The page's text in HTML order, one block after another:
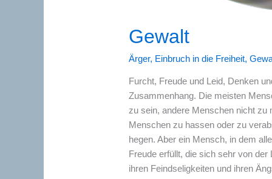
Gewalt
Ärger, Einbruch in die Freiheit,
Furcht, Freude und Leid, Denken
Zusammenhang. Die meisten
zu sein, andere Menschen nicht zu
Menschen zu hassen oder zu
hegen. Aber ein Mensch, in dem
Freude erfüllt, die sich sehr von
ihren Feindseligkeiten und ihren